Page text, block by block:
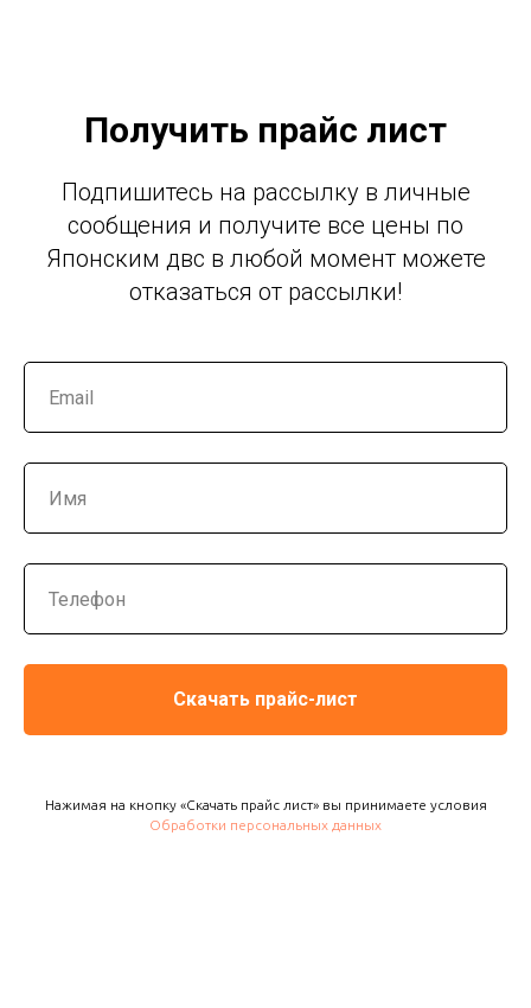
Получить прайс лист
Подпишитесь на рассылку в личные
сообщения и получите все цены по
Японским двс в любой момент можете
отказаться от рассылки!
Скачать прайс-лист
Нажимая на кнопку «Скачать прайс лист» вы принимаете условия
Обработки персональных данных